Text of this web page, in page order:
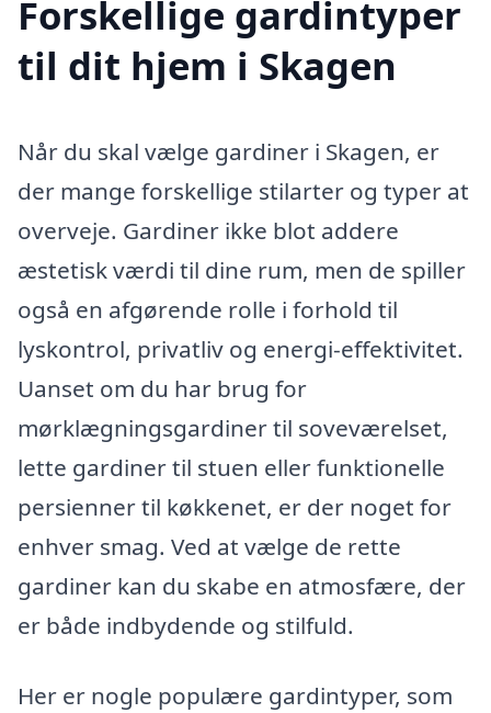
Forskellige gardintyper
til dit hjem i Skagen
Når du skal vælge gardiner i Skagen, er
der mange forskellige stilarter og typer at
overveje. Gardiner ikke blot addere
æstetisk værdi til dine rum, men de spiller
også en afgørende rolle i forhold til
lyskontrol, privatliv og energi-effektivitet.
Uanset om du har brug for
mørklægningsgardiner til soveværelset,
lette gardiner til stuen eller funktionelle
persienner til køkkenet, er der noget for
enhver smag. Ved at vælge de rette
gardiner kan du skabe en atmosfære, der
er både indbydende og stilfuld.
Her er nogle populære gardintyper, som